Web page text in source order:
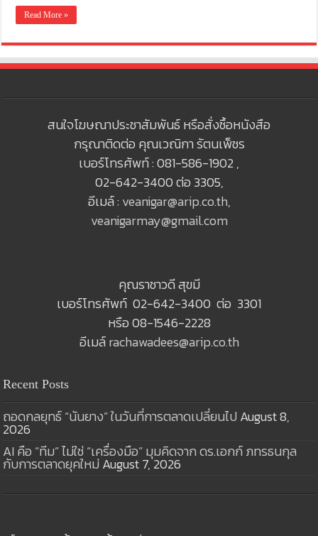
Read More »
สนใจโฆษณาประชาสัมพันธ์ หรือสั่งซื้อหนังสือ
กรุณาติดต่อ คุณเวณิกา รัตนเพ็ชร
เบอร์โทรศัพท์ : 081-586-1902 ,
02-642-3400 ต่อ 3305,
อีเมล์ : veanigar@arip.co.th,
veanigarmay@gmail.com
คุณราชาวดี สุขมี
เบอร์โทรศัพท์ 02-642-3400 ต่อ 3301
หรือ 08-1546-2228
อีเมล์rachawadees@arip.co.th
Recent Posts
ถอดกลยุทธ์ “นันยาง” ในวันที่การตลาดเปลี่ยนไป August 8,
2026
AI คือ “ทีม” ไม่ใช่ “เครื่องมือ” มุมคิดจาก ดร.เอกก์ ภทรธนกุล
กับการตลาดยุคใหม่ August 7, 2026